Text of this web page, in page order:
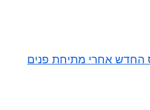
החדש אחרי מתיחת פנים